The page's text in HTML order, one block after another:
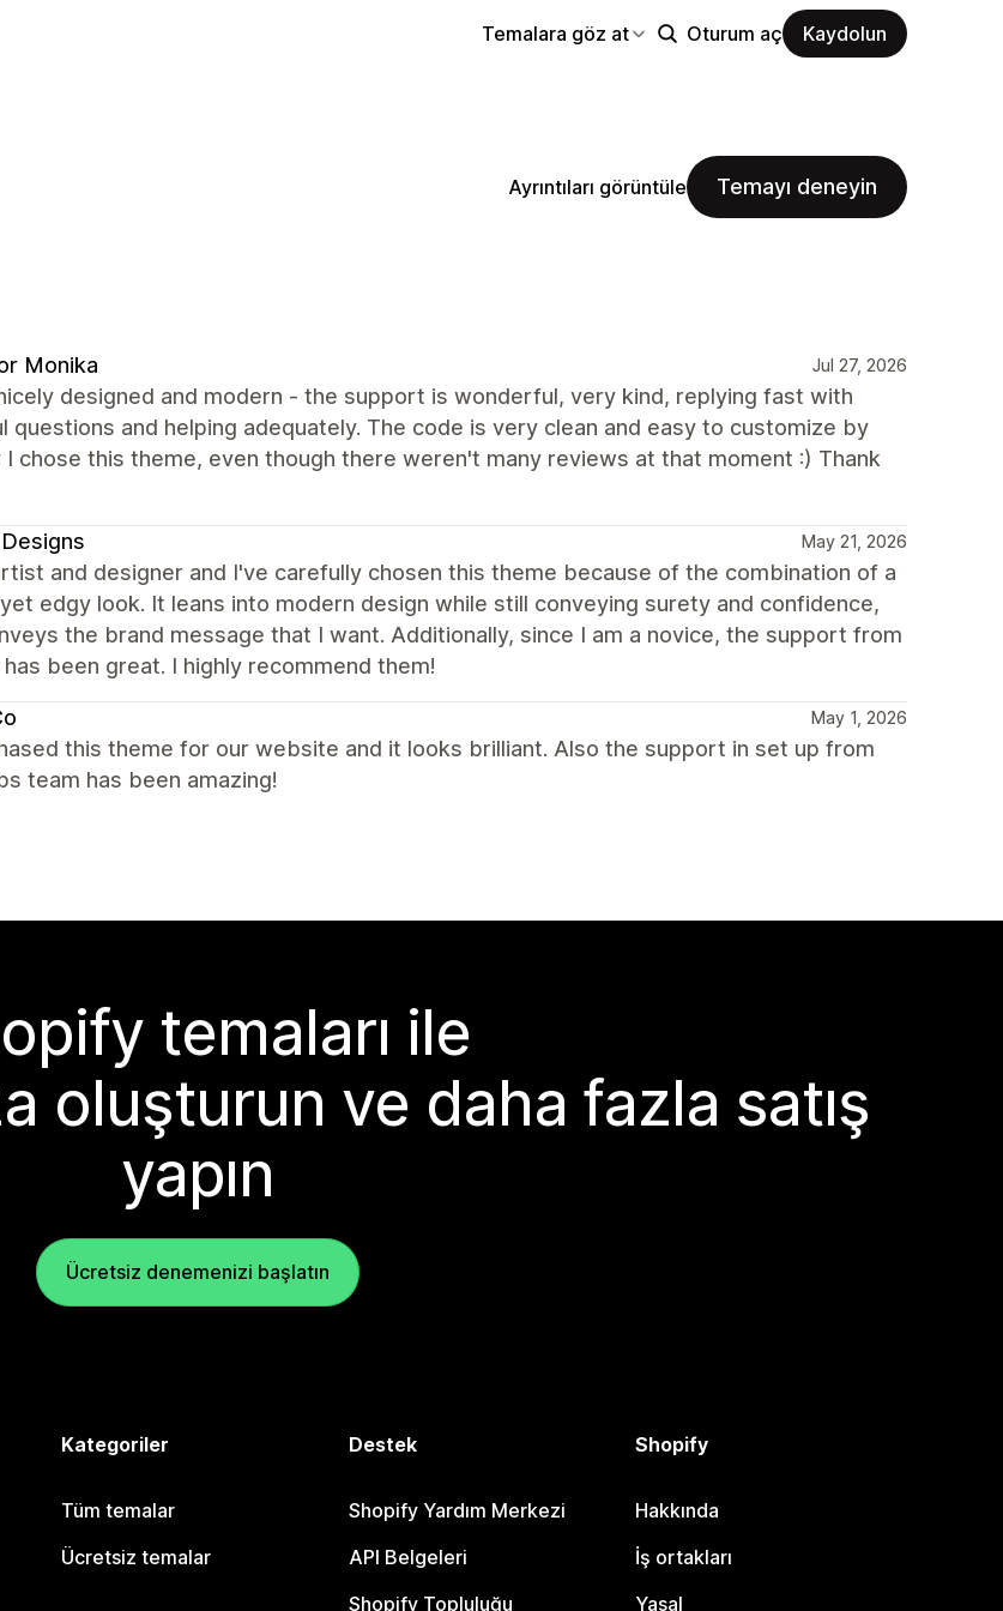
Temalara göz at Oturum aç Kaydolun
Ayrıntıları görüntüle Temayı deneyin
Monika Jul 27, 2026
designed and modern - the support is wonderful, very kind, replying fast with
questions and helping adequately. The code is very clean and easy to customize by
I chose this theme, even though there weren't many reviews at that moment :) Thank
May 21, 2026
and designer and I've carefully chosen this theme because of the combination of a
edgy look. It leans into modern design while still conveying surety and confidence,
the brand message that I want. Additionally, since I am a novice, the support from
been great. I highly recommend them!
May 1, 2026
this theme for our website and it looks brilliant. Also the support in set up from
team has been amazing!
temaları ile
oluşturun ve daha fazla satış
yapın
Ücretsiz denemenizi başlatın
Kategoriler
Tüm temalar
Ücretsiz temalar
Destek
Shopify Yardım Merkezi
API Belgeleri
Shopify Topluluğu
Shopify
Hakkında
İş ortakları
Yasal